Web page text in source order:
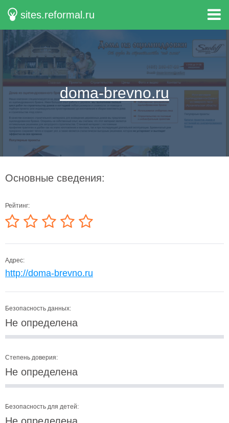
sites.reformal.ru
doma-brevno.ru
Основные сведения:
Рейтинг:
Адрес:
http://doma-brevno.ru
Безопасность данных:
Не определена
Степень доверия:
Не определена
Безопасность для детей: